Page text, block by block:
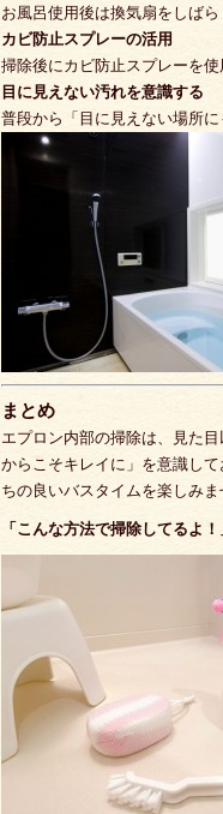
お風呂使用後は換気扇をしば
カビ防止スプレーの活用
掃除後にカビ防止スプレーを使
目に見えない汚れを意識する
普段から「目に見えない場所
まとめ
エプロン内部の掃除は、見た
からこそキレイに」を意識し
ちの良いバスタイムを楽しみま
「こんな方法で掃除してるよ